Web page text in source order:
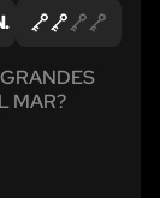
MAR?